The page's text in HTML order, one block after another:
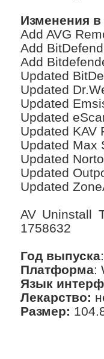
Изменения в
Add AVG
Add
Add
Updated
Updated
Updated
Updated
Updated KAV
Updated Max
Updated
Updated
Updated
AV Uninstall
1758632
Год выпуска
Платформа:
Язык
Лекарство:
Размер: